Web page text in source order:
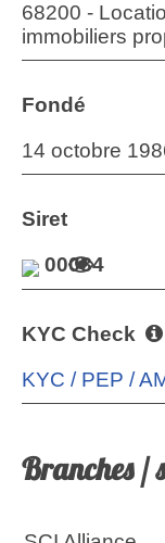
68200 -
immobiliers
Fondé
14 octobre
Siret
00034
KYC Check
KYC / PEP /
Branches /